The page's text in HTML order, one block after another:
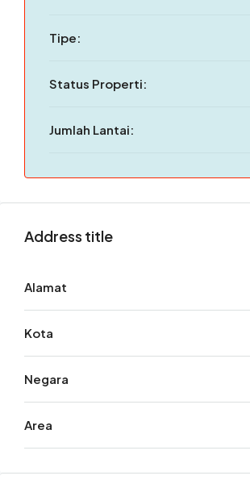
Tipe:
Status Properti:
Jumlah Lantai:
Address title
Alamat
Kota
Negara
Area